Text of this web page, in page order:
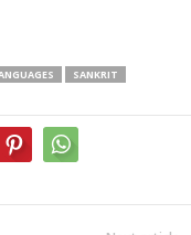
SANKRIT